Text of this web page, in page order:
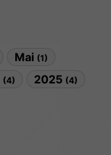
Mai (1)
(4) 2025 (4)